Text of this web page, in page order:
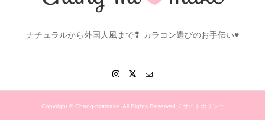
ナチュラルから外国人風まで❢ カラコン選びのお手伝い♥
Copyright ©Chang-mi♥make. All Rights Reserved. / サイトポリシー